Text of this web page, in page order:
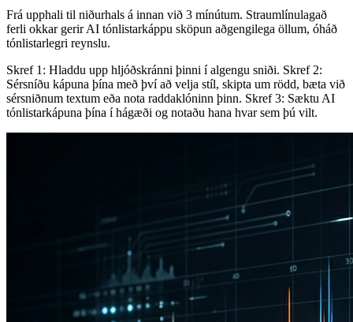
Frá upphali til niðurhals á innan við 3 mínútum. Straumlínulagað
ferli okkar gerir AI tónlistarkáppu sköpun aðgengilega öllum, óháð
tónlistarlegri reynslu.
Skref 1: Hladdu upp hljóðskránni þinni í algengu sniði. Skref 2:
Sérsníðu kápuna þína með því að velja stíl, skipta um rödd, bæta við
sérsniðnum textum eða nota raddaklóninn þinn. Skref 3: Sæktu AI
tónlistarkápuna þína í hágæði og notaðu hana hvar sem þú vilt.